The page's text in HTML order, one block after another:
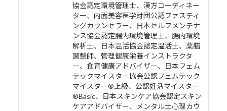
協会認定環境管理士、漢方コーディネー
ター、内面美容医学財団公認ファスティ
ングカウンセラー、日本セルフメンテナ
ンス協会認定腸内環境管理士、腸内環境
解析士、日本温活協会認定温活士、薬膳
調整師、管理健康栄養インストラクタ
ー、食育健康アドバイザー、日本フェム
テックマイスター協会公認フェムテック
マイスター®上級、公認妊活マイスター
®Basic、日本スキンケア協会認定スキン
ケアアドバイザー、メンタル士心理カウ